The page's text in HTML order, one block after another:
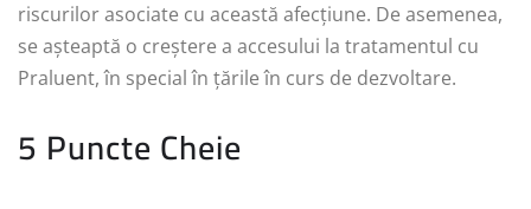
riscurilor asociate cu această afecțiune. De asemenea,
se așteaptă o creștere a accesului la tratamentul cu
Praluent, în special în țările în curs de dezvoltare.
5 Puncte Cheie